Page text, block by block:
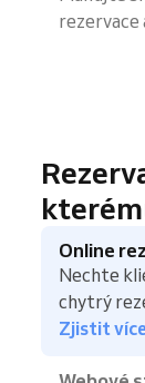
rezervace
Online
Nechte
chytrý
Zjistit